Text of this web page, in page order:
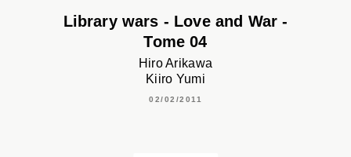
Library wars - Love and War -
Tome 04
Hiro Arikawa
Kiiro Yumi
02/02/2011